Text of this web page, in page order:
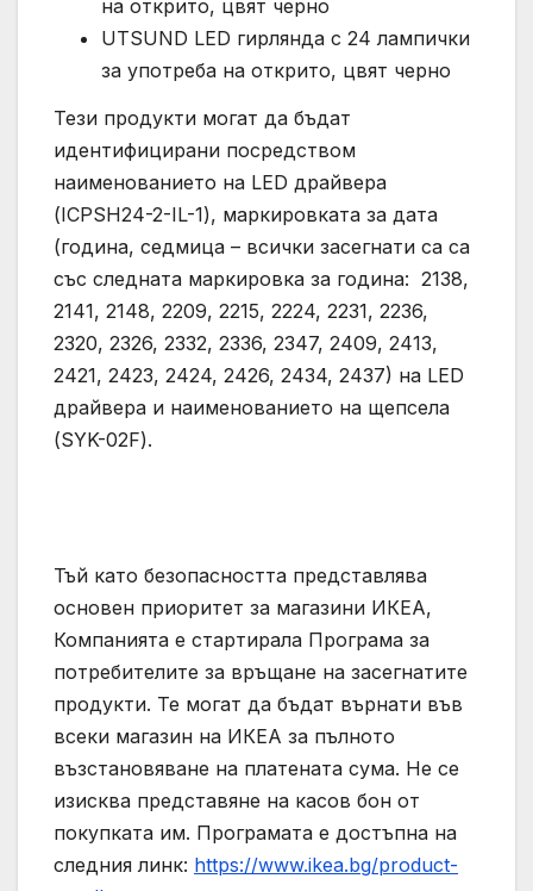
на открито, цвят черно
UTSUND LED гирлянда с 24 лампички
за употреба на открито, цвят черно
Тези продукти могат да бъдат
идентифицирани посредством
наименованието на LED драйвера
(ICPSH24-2-IL-1), маркировката за дата
(година, седмица – всички засегнати са са
със следната маркировка за година: 2138,
2141, 2148, 2209, 2215, 2224, 2231, 2236,
2320, 2326, 2332, 2336, 2347, 2409, 2413,
2421, 2423, 2424, 2426, 2434, 2437) на LED
драйвера и наименованието на щепсела
(SYK-02F).
Тъй като безопасността представлява
основен приоритет за магазини ИКЕА,
Компанията е стартирала Програма за
потребителите за връщане на засегнатите
продукти. Те могат да бъдат върнати във
всеки магазин на ИКЕА за пълното
възстановяване на платената сума. Не се
изисква представяне на касов бон от
покупката им. Програмата е достъпна на
следния линк: https://www.ikea.bg/product-